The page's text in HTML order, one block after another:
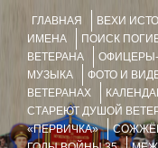
ГЛАВНАЯ ВЕХИ
ИМЕНА
ПОИСК
ВЕТЕРАНА
МУЗЫКА
ФОТО И
ВЕТЕРАНАХ
СТАРЕЮТ ДУШОЙ
«ПЕРВИЧКА»